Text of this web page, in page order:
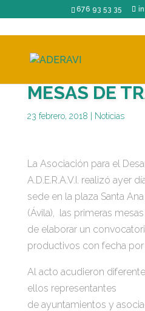
676 93 53 35
MESAS DE
23 febrero, 2018 Noticias
La Asociación para el
A.D.E.R.A.V.I. realizó ayer
sede en la plaza Santa
(Ávila), las primeras
de elaborar un
productivos con fecha por
Al acto acudieron
ellos representantes
de ayuntamientos y